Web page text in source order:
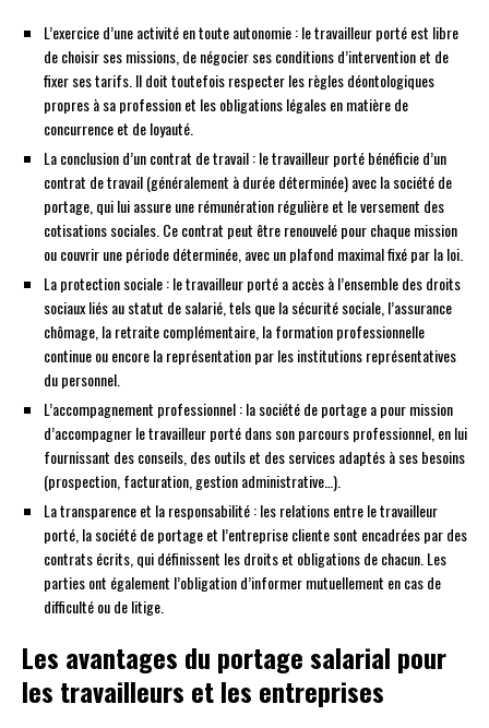
L’exercice d’une activité en toute autonomie : le travailleur porté est libre
de choisir ses missions, de négocier ses conditions d’intervention et de
fixer ses tarifs. Il doit toutefois respecter les règles déontologiques
propres à sa profession et les obligations légales en matière de
concurrence et de loyauté.
La conclusion d’un contrat de travail : le travailleur porté bénéficie d’un
contrat de travail (généralement à durée déterminée) avec la société de
portage, qui lui assure une rémunération régulière et le versement des
cotisations sociales. Ce contrat peut être renouvelé pour chaque mission
ou couvrir une période déterminée, avec un plafond maximal fixé par la loi.
La protection sociale : le travailleur porté a accès à l’ensemble des droits
sociaux liés au statut de salarié, tels que la sécurité sociale, l’assurance
chômage, la retraite complémentaire, la formation professionnelle
continue ou encore la représentation par les institutions représentatives
du personnel.
L’accompagnement professionnel : la société de portage a pour mission
d’accompagner le travailleur porté dans son parcours professionnel, en lui
fournissant des conseils, des outils et des services adaptés à ses besoins
(prospection, facturation, gestion administrative…).
La transparence et la responsabilité : les relations entre le travailleur
porté, la société de portage et l’entreprise cliente sont encadrées par des
contrats écrits, qui définissent les droits et obligations de chacun. Les
parties ont également l’obligation d’informer mutuellement en cas de
difficulté ou de litige.
Les avantages du portage salarial pour
les travailleurs et les entreprises